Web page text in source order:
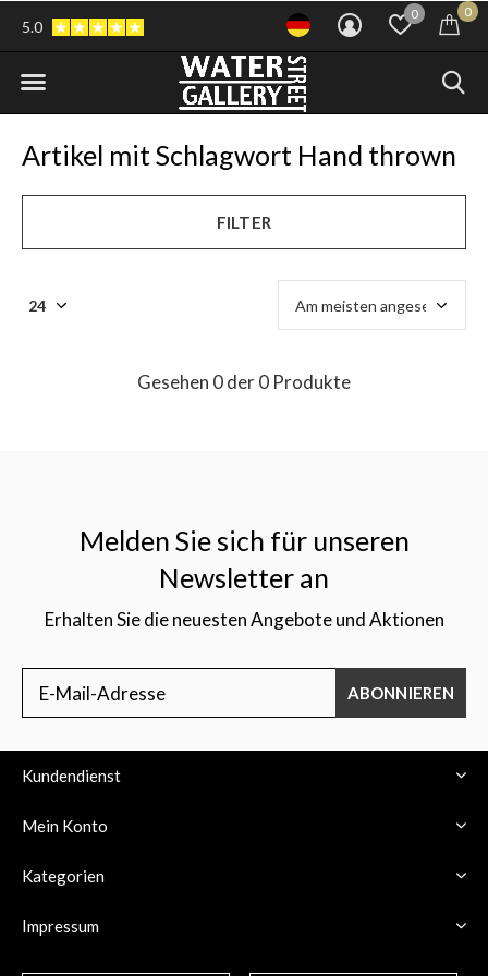
0 0
5.0
Artikel mit Schlagwort Hand thrown
FILTER
Gesehen 0 der 0 Produkte
Melden Sie sich für unseren
Newsletter an
Erhalten Sie die neuesten Angebote und Aktionen
ABONNIEREN
Kundendienst
Mein Konto
Kategorien
Impressum